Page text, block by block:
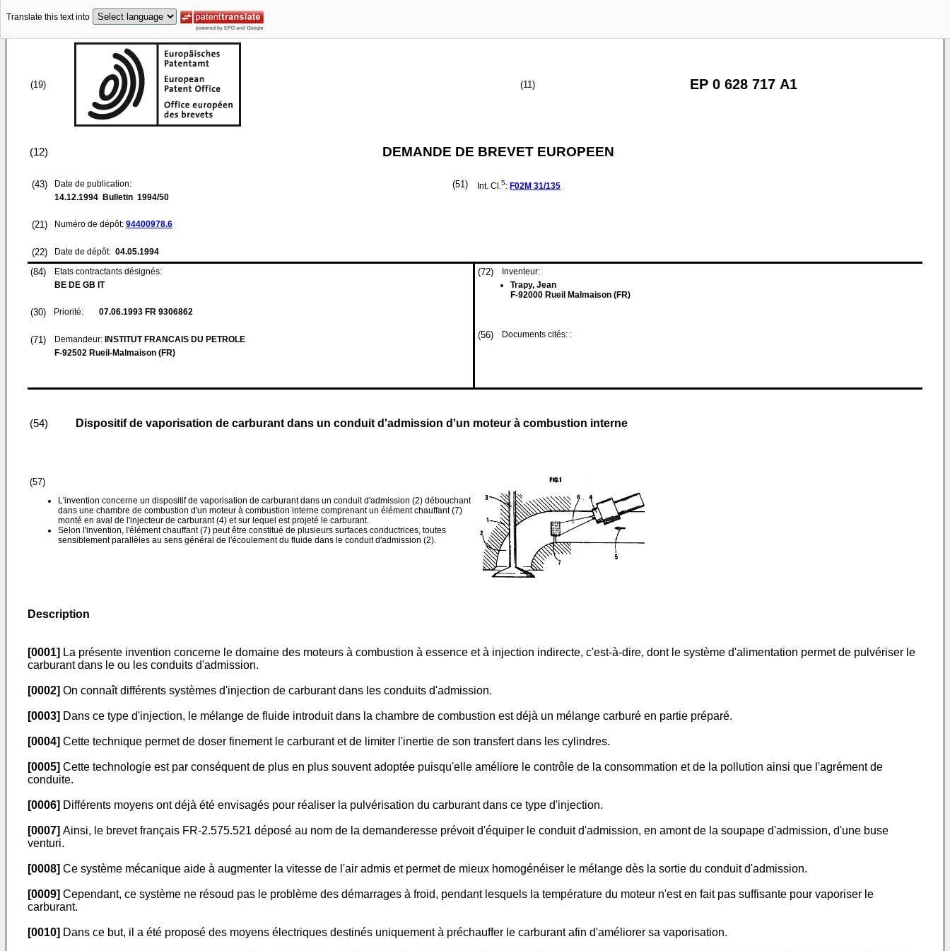
Translate this text into
(19) (11) EP 0 628 717 A1
(12) DEMANDE DE BREVET EUROPEEN
(43)
Date de publication:
14.12.1994 Bulletin 1994/50
(21) Numéro de dépôt: 94400978.6
(22) Date de dépôt: 04.05.1994
(51) Int. Cl.5: F02M 31/135
(84)
Etats contractants désignés:
BE DE GB IT
(30) Priorité: 07.06.1993 FR 9306862
(71) Demandeur: INSTITUT FRANCAIS DU PETROLE
F-92502 Rueil-Malmaison (FR)
(72)
Inventeur:
Trapy, Jean
F-92000 Rueil Malmaison (FR)
(56) Documents cités: :
(54) Dispositif de vaporisation de carburant dans un conduit d'admission d'un moteur à combustion interne
(57)
L'invention concerne un dispositif de vaporisation de carburant dans un conduit d'admission (2) débouchant
dans une chambre de combustion d'un moteur à combustion interne comprenant un élément chauffant (7)
monté en aval de l'injecteur de carburant (4) et sur lequel est projeté le carburant.
Selon l'invention, I'élément chauffant (7) peut être constitué de plusieurs surfaces conductrices, toutes
sensiblement parallèles au sens général de l'écoulement du fluide dans le conduit d'admission (2).
Description
[0001] La présente invention concerne le domaine des moteurs à combustion à essence et à injection indirecte, c'est-à-dire, dont le système d'alimentation permet de pulvériser le
carburant dans le ou les conduits d'admission.
[0002] On connaît différents systèmes d'injection de carburant dans les conduits d'admission.
[0003] Dans ce type d'injection, le mélange de fluide introduit dans la chambre de combustion est déjà un mélange carburé en partie préparé.
[0004] Cette technique permet de doser finement le carburant et de limiter l'inertie de son transfert dans les cylindres.
[0005] Cette technologie est par conséquent de plus en plus souvent adoptée puisqu'elle améliore le contrôle de la consommation et de la pollution ainsi que l'agrément de
conduite.
[0006] Différents moyens ont déjà été envisagés pour réaliser la pulvérisation du carburant dans ce type d'injection.
[0007] Ainsi, le brevet français FR-2.575.521 déposé au nom de la demanderesse prévoit d'équiper le conduit d'admission, en amont de la soupape d'admission, d'une buse
venturi.
[0008] Ce système mécanique aide à augmenter la vitesse de l'air admis et permet de mieux homogénéiser le mélange dès la sortie du conduit d'admission.
[0009] Cependant, ce système ne résoud pas le problème des démarrages à froid, pendant lesquels la température du moteur n'est en fait pas suffisante pour vaporiser le
carburant.
[0010] Dans ce but, il a été proposé des moyens électriques destinés uniquement à préchauffer le carburant afin d'améliorer sa vaporisation.